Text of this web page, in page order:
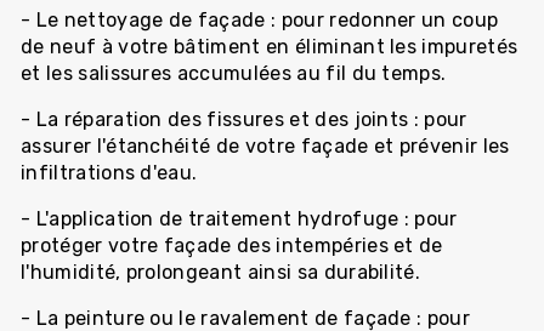
- Le nettoyage de façade : pour redonner un coup
de neuf à votre bâtiment en éliminant les impuretés
et les salissures accumulées au fil du temps.
- La réparation des fissures et des joints : pour
assurer l'étanchéité de votre façade et prévenir les
infiltrations d'eau.
- L'application de traitement hydrofuge : pour
protéger votre façade des intempéries et de
l'humidité, prolongeant ainsi sa durabilité.
- La peinture ou le ravalement de façade : pour